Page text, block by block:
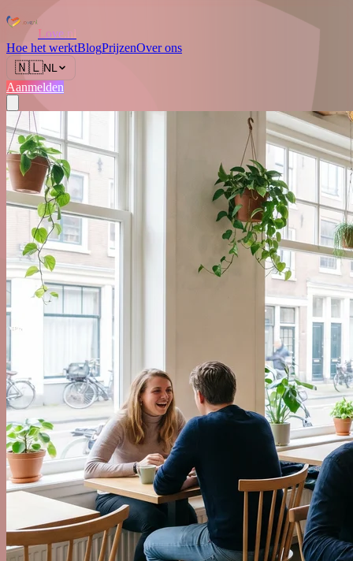
Love.nl
Hoe het werktBlogPrijzenOver ons
🇳🇱NL
Aanmelden